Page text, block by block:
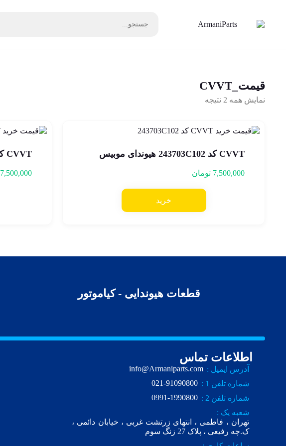
قیمت_CVVT
نمایش همه 2 نتیجه
CVVT کد 243703C102 هیوندای موبیس
7,500,000 تومان
خرید
CVVT کد 243503C113 هیوندای موبیس
7,500,000
قطعات هیوندایی - کیاموتور
اطلاعات تماس
آدرس ایمیل : info@Armaniparts.com
شماره تلفن 1 :
021-91090800
شماره تلفن 2 :
0991-1990800
شعبه یک :
تهران ، فاطمی ، انتهای زرتشت غربی ، خیابان دائمی ،
ک.چه رفیعی ، پلاک 27 زنگ سوم